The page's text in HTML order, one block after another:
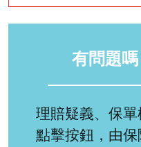
有問題
理賠疑義、保
點擊按鈕，由保